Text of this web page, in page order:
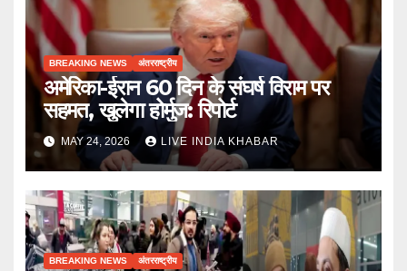
BREAKING NEWS अंतरराष्ट्रीय
अमेरिका-ईरान 60 दिन के संघर्ष विराम पर
सहमत, खुलेगा होर्मुज: रिपोर्ट
MAY 24, 2026 LIVE INDIA KHABAR
BREAKING NEWS अंतरराष्ट्रीय